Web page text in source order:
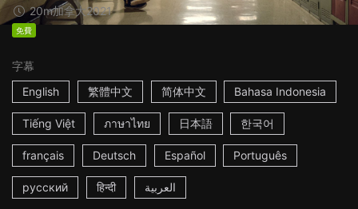
20m加拿大2021
免費
字幕
English
繁體中文 简体中文 Bahasa Indonesia
Tiếng Việt ภาษาไทย 日本語 한국어
français Deutsch Español Português
русский हिन्दी العربية